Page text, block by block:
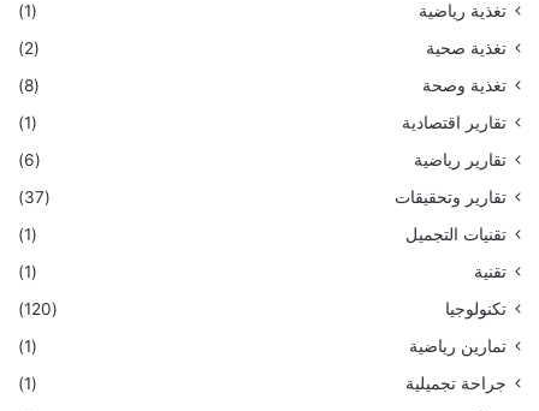
تغذية رياضية
(1)
تغذية صحية
(2)
تغذية وصحة
(8)
تقارير اقتصادية
(1)
تقارير رياضية
(6)
تقارير وتحقيقات
(37)
تقنيات التجميل
(1)
تقنية
(1)
تكنولوجيا
(120)
تمارين رياضية
(1)
جراحة تجميلية
(1)